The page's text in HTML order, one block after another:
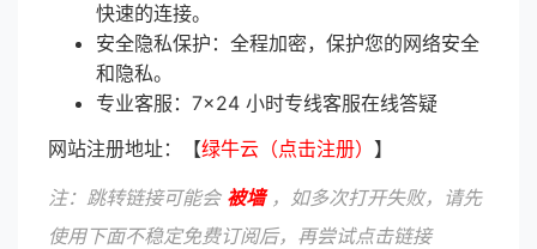
快速的连接。
安全隐私保护：全程加密，保护您的网络安全
和隐私。
专业客服：7×24 小时专线客服在线答疑
网站注册地址：【绿牛云（点击注册） 】
注：跳转链接可能会 被墙，如多次打开失败，请先
使用下面不稳定免费订阅后，再尝试点击链接